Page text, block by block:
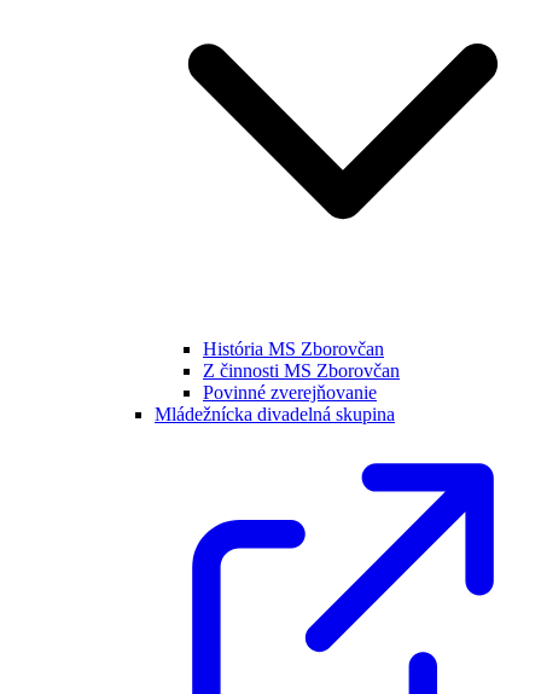
História MS Zborovčan
Z činnosti MS Zborovčan
Povinné zverejňovanie
Mládežnícka divadelná skupina